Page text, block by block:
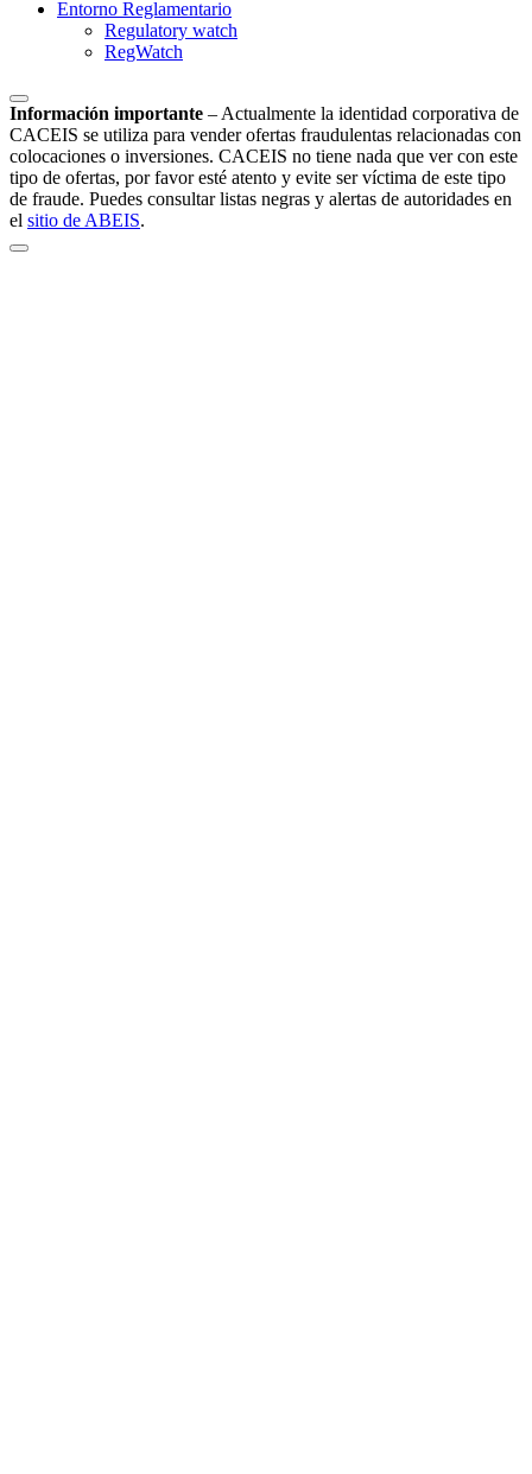
Entorno Reglamentario
Regulatory watch
RegWatch
Información importante – Actualmente la identidad corporativa de
CACEIS se utiliza para vender ofertas fraudulentas relacionadas con
colocaciones o inversiones. CACEIS no tiene nada que ver con este
tipo de ofertas, por favor esté atento y evite ser víctima de este tipo
de fraude. Puedes consultar listas negras y alertas de autoridades en
el sitio de ABEIS.